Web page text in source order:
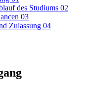
des Studiums 02
03
Zulassung 04